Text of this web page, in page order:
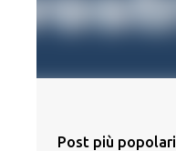
Post più popolari